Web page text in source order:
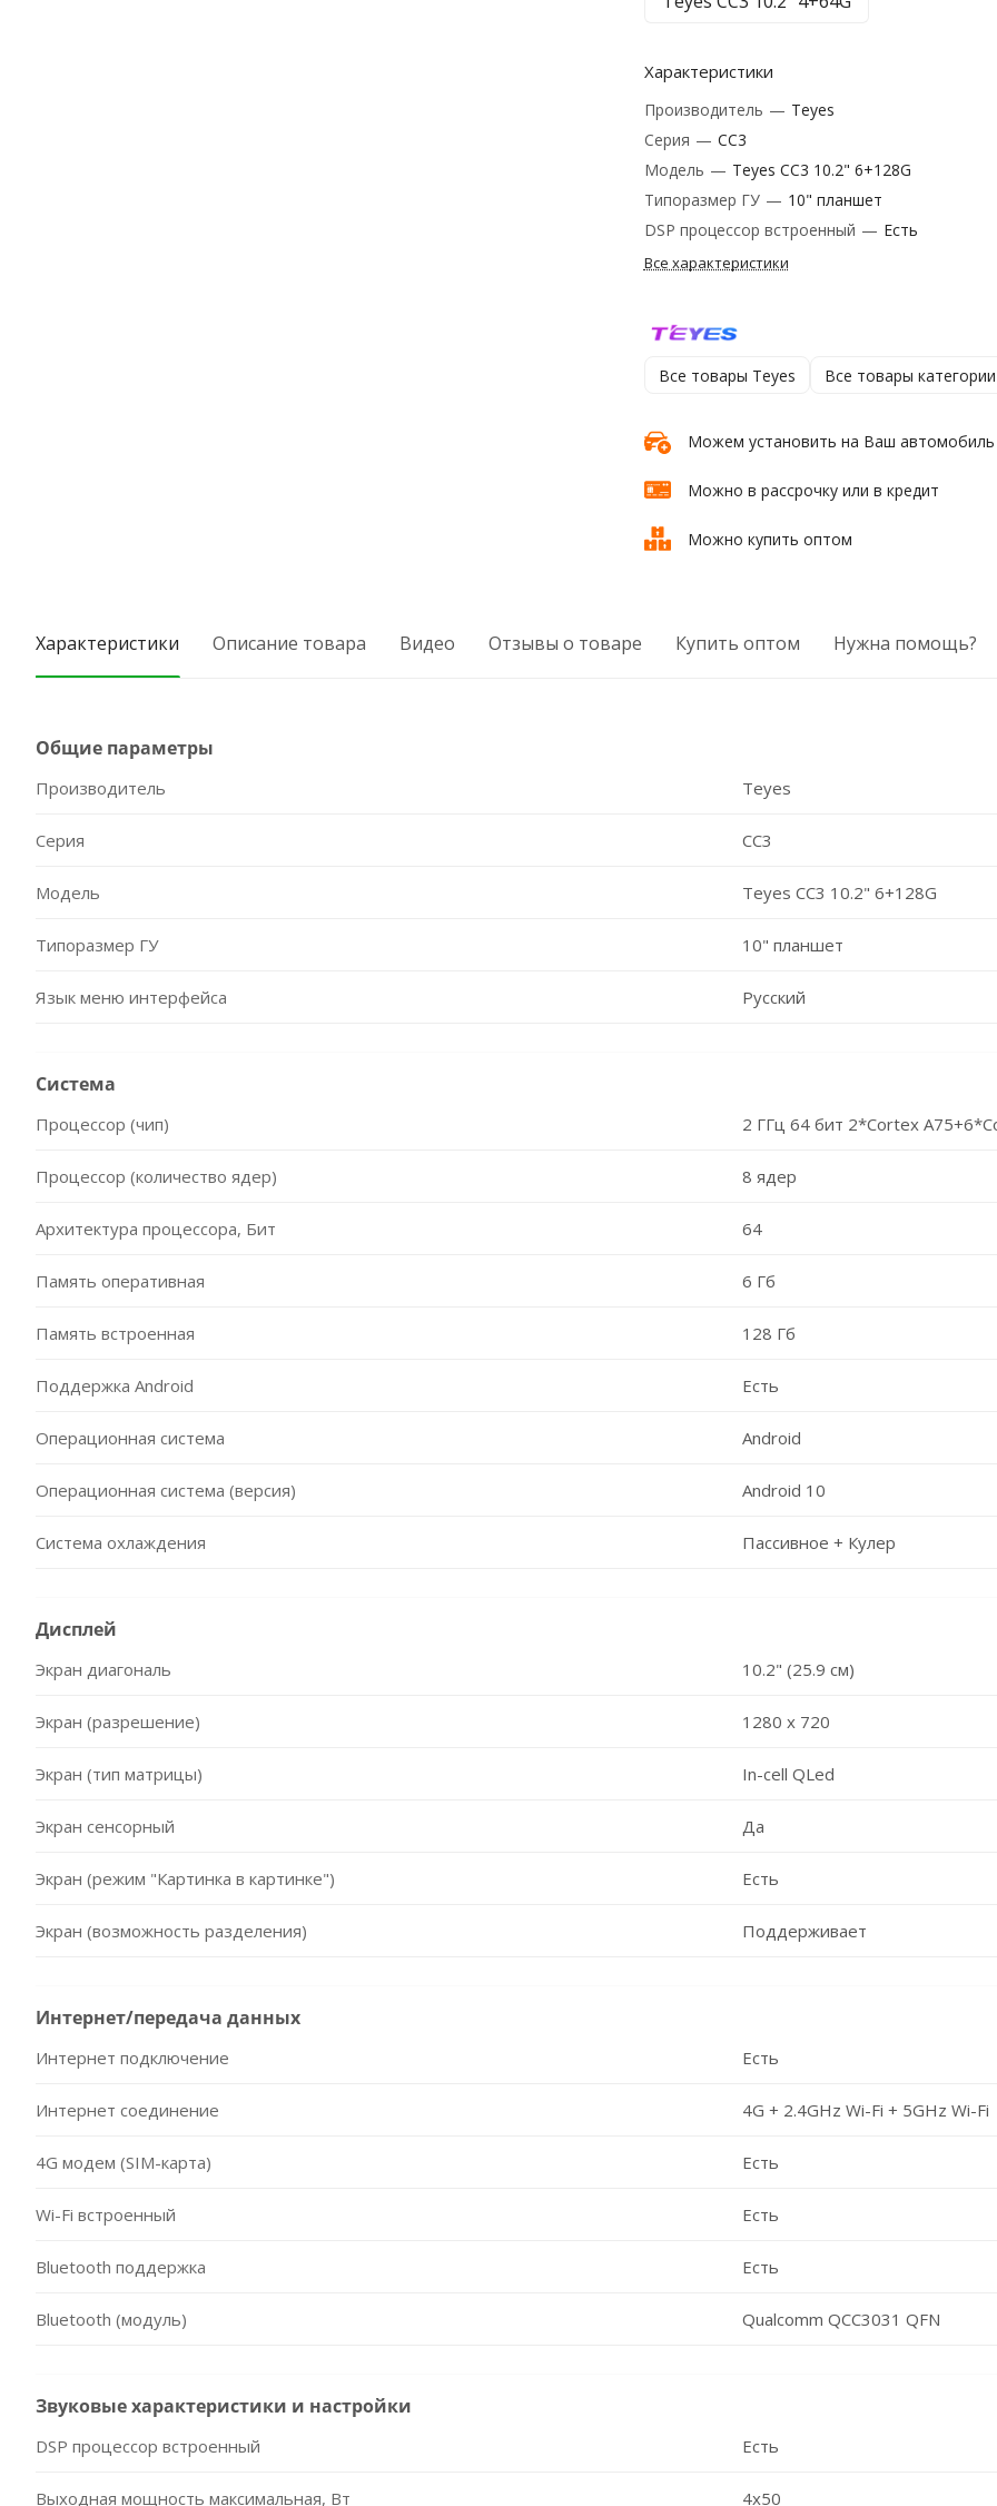
Характеристики
Производитель — Teyes
Серия — CC3
Модель — Teyes CC3 10.2" 6+128G
Типоразмер ГУ — 10" планшет
DSP процессор встроенный — Есть
Все характеристики
Все товары Teyes Все товары категории
Можем установить на Ваш автомобиль
Можно в рассрочку или в кредит
Можно купить оптом
Характеристики Описание товара Видео Отзывы о товаре Купить оптом Нужна помощь?
Общие параметры
Производитель Teyes
Серия CC3
Модель Teyes CC3 10.2" 6+128G
Типоразмер ГУ 10" планшет
Язык меню интерфейса Русский
Система
Процессор (чип) 2 ГГц 64 бит 2*Cortex
Процессор (количество ядер) 8 ядер
Архитектура процессора, Бит 64
Память оперативная 6 Гб
Память встроенная 128 Гб
Поддержка Android Есть
Операционная система Android
Операционная система (версия) Android 10
Система охлаждения Пассивное + Кулер
Дисплей
Экран диагональ 10.2" (25.9 см)
Экран (разрешение) 1280 х 720
Экран (тип матрицы) In-cell QLed
Экран сенсорный Да
Экран (режим "Картинка в картинке") Есть
Экран (возможность разделения) Поддерживает
Интернет/передача данных
Интернет подключение Есть
Интернет соединение 4G + 2.4GHz Wi-Fi + 5GHz Wi-Fi
4G модем (SIM-карта) Есть
Wi-Fi встроенный Есть
Bluetooth поддержка Есть
Bluetooth (модуль) Qualcomm QCC3031 QFN
Звуковые характеристики и настройки
DSP процессор встроенный Есть
Выходная мощность максимальная, Вт 4x50